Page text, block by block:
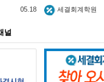
05.18 세결회계학원
널